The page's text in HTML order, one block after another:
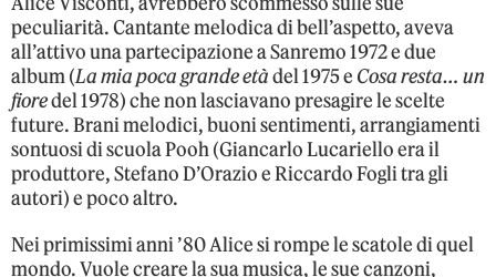
peculiarità. Cantante melodica di bell’aspetto, aveva
all’attivo una partecipazione a Sanremo 1972 e due
album (La mia poca grande etàdel 1975 e Cosa resta… un
fioredel 1978) che non lasciavano presagire le scelte
future. Brani melodici, buoni sentimenti, arrangiamenti
sontuosi di scuola Pooh (Giancarlo Lucariello era il
produttore, Stefano D’Orazio e Riccardo Fogli tra gli
autori) e poco altro.
Nei primissimi anni ’80 Alice si rompe le scatole di quel
mondo. Vuole creare la sua musica, le sue canzoni,